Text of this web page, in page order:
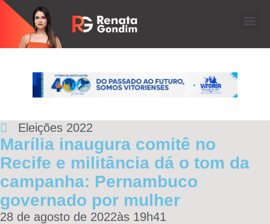
Eleições 2022
Marília inaugura comitê no
Recife e militância dá o tom da
campanha: Pernambuco
governado por mulher
28 de agosto de 2022às 19h41